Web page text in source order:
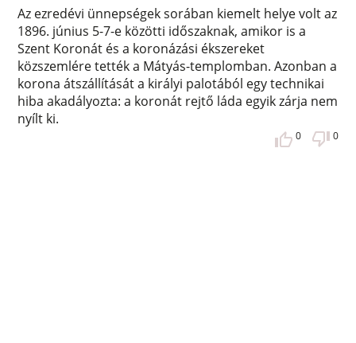
Az ezredévi ünnepségek sorában kiemelt helye volt az
1896. június 5-7-e közötti időszaknak, amikor is a
Szent Koronát és a koronázási ékszereket
közszemlére tették a Mátyás-templomban. Azonban a
korona átszállítását a királyi palotából egy technikai
hiba akadályozta: a koronát rejtő láda egyik zárja nem
nyílt ki.
0 0